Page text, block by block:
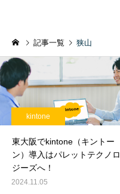
記事一覧 狭山
kintone
東大阪でkintone（キントー
ン）導入はパレットテクノロ
ジーズへ！
2024.11.05